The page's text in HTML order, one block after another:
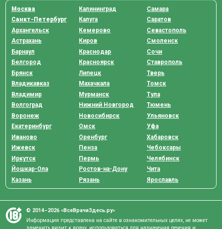
Москва
Санкт-Петербург
Архангельск
Астрахань
Барнаул
Белгород
Брянск
Владикавказ
Владимир
Волгоград
Воронеж
Екатеринбург
Иваново
Ижевск
Иркутск
Йошкар-Ола
Казань
Калининград
Калуга
Кемерово
Киров
Краснодар
Красноярск
Липецк
Махачкала
Мурманск
Нижний Новгород
Новосибирск
Омск
Оренбург
Пенза
Пермь
Ростов-на-Дону
Рязань
Самара
Саратов
Севастополь
Смоленск
Сочи
Ставрополь
Тверь
Томск
Тула
Тюмень
Ульяновск
Уфа
Хабаровск
Чебоксары
Челябинск
Чита
Ярославль
© 2014–2026 «ВсеВрачиЗдесь.ру»
Информация представлена на сайте в ознакомительных целях, не может